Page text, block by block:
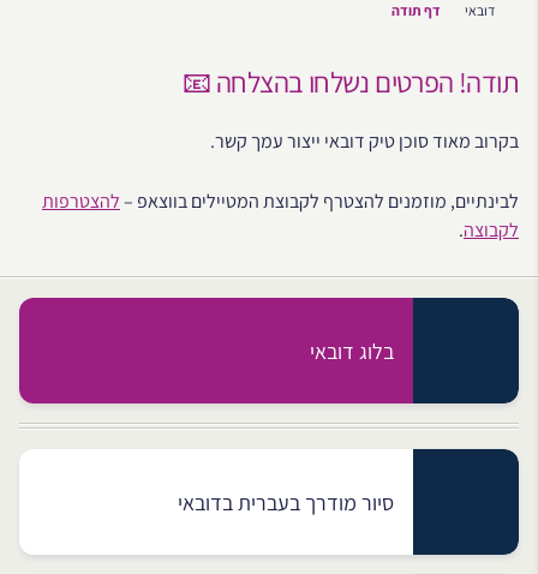
דובאי דף תודה
תודה! הפרטים נשלחו בהצלחה 📧
בקרוב מאוד סוכן טיק דובאי ייצור עמך קשר.
לבינתיים, מוזמנים להצטרף לקבוצת המטיילים בווצאפ –להצטרפות
לקבוצה.
בלוג דובאי
סיור מודרך בעברית בדובאי